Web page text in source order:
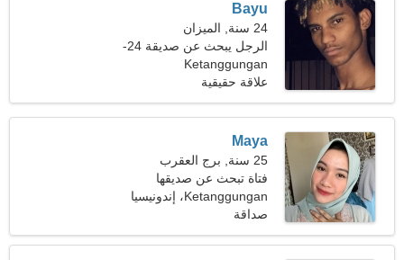
Bayu
24 سنة, الميزان
الرجل يبحث عن صديقة 24-
28
Ketanggungan
علاقة حقيقية
Maya
25 سنة, برج العقرب
فتاة تبحث عن صديقها
Ketanggungan، إندونيسيا
صداقة